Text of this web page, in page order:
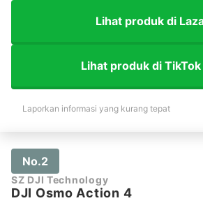
Lihat produk di
Lihat produk di
Laporkan informasi yang kurang tepat
No.2
SZ DJI Technology
DJI Osmo Action 4